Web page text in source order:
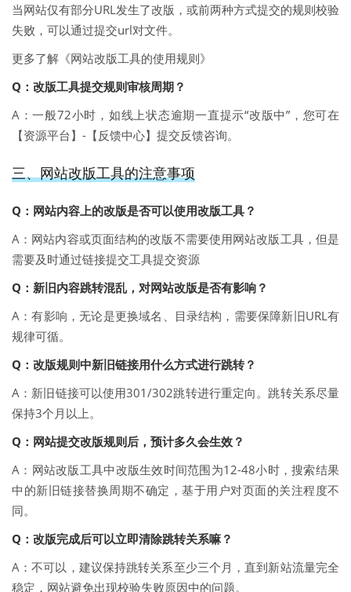
当网站仅有部分URL发生了改版，或前两种方式提交的规则校验
失败，可以通过提交url对文件。
更多了解《网站改版工具的使用规则》
Q：改版工具提交规则审核周期？
A：一般72小时，如线上状态逾期一直提示“改版中”，您可在
【资源平台】-【反馈中心】提交反馈咨询。
三、网站改版工具的注意事项
Q：网站内容上的改版是否可以使用改版工具？
A：网站内容或页面结构的改版不需要使用网站改版工具，但是
需要及时通过链接提交工具提交资源
Q：新旧内容跳转混乱，对网站改版是否有影响？
A：有影响，无论是更换域名、目录结构，需要保障新旧URL有
规律可循。
Q：改版规则中新旧链接用什么方式进行跳转？
A：新旧链接可以使用301/302跳转进行重定向。跳转关系尽量
保持3个月以上。
Q：网站提交改版规则后，预计多久会生效？
A：网站改版工具中改版生效时间范围为12-48小时，搜索结果
中的新旧链接替换周期不确定，基于用户对页面的关注程度不
同。
Q：改版完成后可以立即清除跳转关系嘛？
A：不可以，建议保持跳转关系至少三个月，直到新站流量完全
稳定，网站避免出现校验失败原因中的问题。